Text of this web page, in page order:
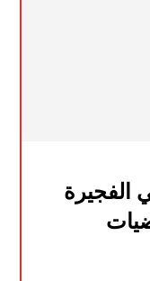
الفجيرة